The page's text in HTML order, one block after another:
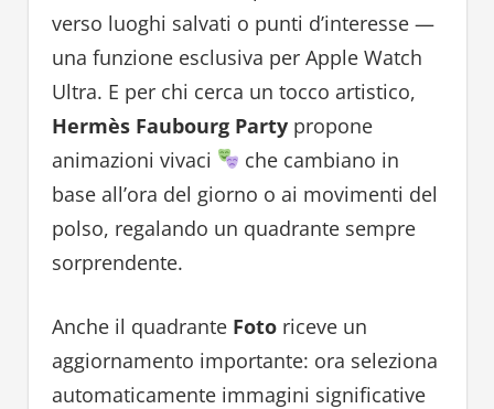
verso luoghi salvati o punti d’interesse —
una funzione esclusiva per Apple Watch
Ultra. E per chi cerca un tocco artistico,
Hermès Faubourg Partypropone
animazioni vivaci
che cambiano in
base all’ora del giorno o ai movimenti del
polso, regalando un quadrante sempre
sorprendente.
Anche il quadrante Fotoriceve un
aggiornamento importante: ora seleziona
automaticamente immagini significative